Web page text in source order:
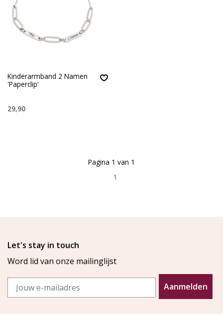
Kinderarmband 2 Namen
'Paperclip'
29,90
1
Pagina 1 van 1
Let's stay in touch
Word lid van onze mailinglijst
Email
Aanmelden